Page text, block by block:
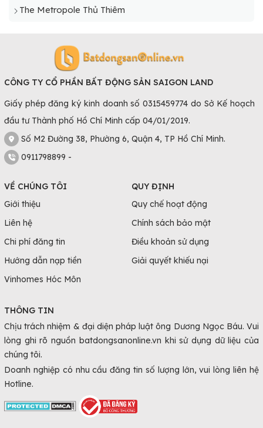
The Metropole Thủ Thiêm
CÔNG TY CỔ PHẦN BẤT ĐỘNG SẢN SAIGON LAND
Giấy phép đăng ký kinh doanh số 0315459774 do Sở Kế hoạch
đầu tư Thành phố Hồ Chí Minh cấp 04/01/2019.
Số M2 Đường 38, Phường 6, Quận 4, TP Hồ Chí Minh.
0911798899 -
VỀ CHÚNG TÔI
Giới thiệu
Liên hệ
Chi phí đăng tin
Hướng dẫn nạp tiền
Vinhomes Hóc Môn
QUY ĐỊNH
Quy chế hoạt động
Chính sách bảo mật
Điều khoản sử dụng
Giải quyết khiếu nại
THÔNG TIN
Chịu trách nhiệm & đại diện pháp luật ông Dương Ngọc Báu. Vui
lòng ghi rõ nguồn batdongsanonline.vn khi sử dụng dữ liệu của
chúng tôi.
Doanh nghiệp có nhu cầu đăng tin số lượng lớn, vui lòng liên hệ
Hotline.